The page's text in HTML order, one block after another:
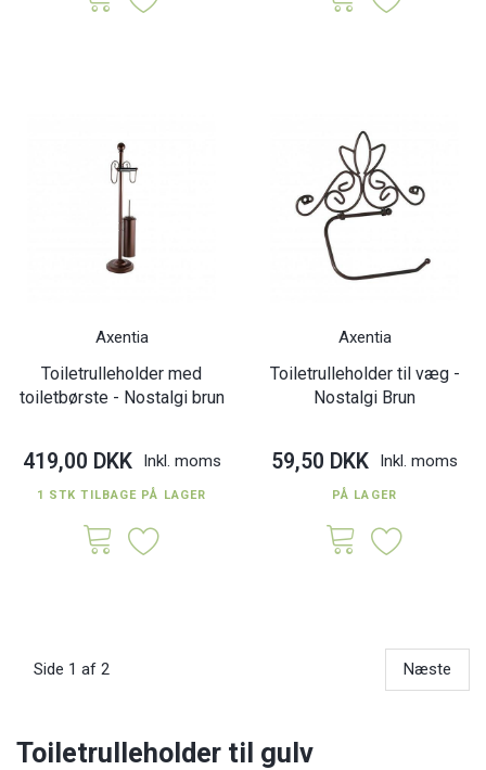
Axentia
Toiletrulleholder med
toiletbørste - Nostalgi brun
419,00 DKK Inkl. moms
1 STK TILBAGE PÅ LAGER
Axentia
Toiletrulleholder til væg -
Nostalgi Brun
59,50 DKK Inkl. moms
PÅ LAGER
Side 1 af 2 Næste
Toiletrulleholder til gulv